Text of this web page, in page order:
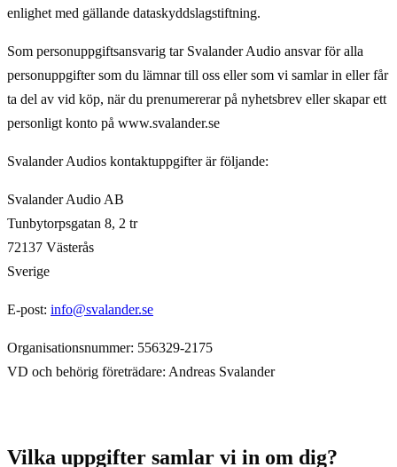
enlighet med gällande dataskyddslagstiftning.
Som personuppgiftsansvarig tar Svalander Audio ansvar för alla
personuppgifter som du lämnar till oss eller som vi samlar in eller får
ta del av vid köp, när du prenumererar på nyhetsbrev eller skapar ett
personligt konto på www.svalander.se
Svalander Audios kontaktuppgifter är följande:
Svalander Audio AB
Tunbytorpsgatan 8, 2 tr
72137 Västerås
Sverige
E-post: info@svalander.se
Organisationsnummer: 556329-2175
VD och behörig företrädare: Andreas Svalander
Vilka uppgifter samlar vi in om dig?